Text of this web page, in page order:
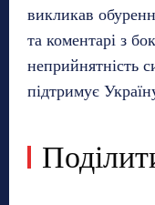
викликав
та коментарі з
неприйнятність
підтримує